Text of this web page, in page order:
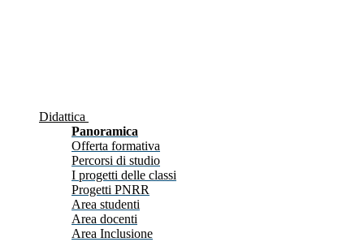
Didattica
Panoramica
Offerta formativa
Percorsi di studio
I progetti delle classi
Progetti PNRR
Area studenti
Area docenti
Area Inclusione